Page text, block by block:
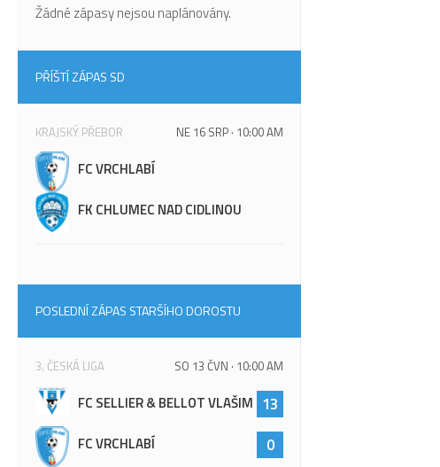
Žádné zápasy nejsou naplánovány.
PŘÍŠTÍ ZÁPAS SD
KRAJSKÝ PŘEBOR NE 16 SRP · 10:00 AM
FC VRCHLABÍ
FK CHLUMEC NAD CIDLINOU
POSLEDNÍ ZÁPAS STARŠÍHO DOROSTU
3. ČESKÁ LIGA SO 13 ČVN · 10:00 AM
FC SELLIER & BELLOT VLAŠIM 13
FC VRCHLABÍ 0